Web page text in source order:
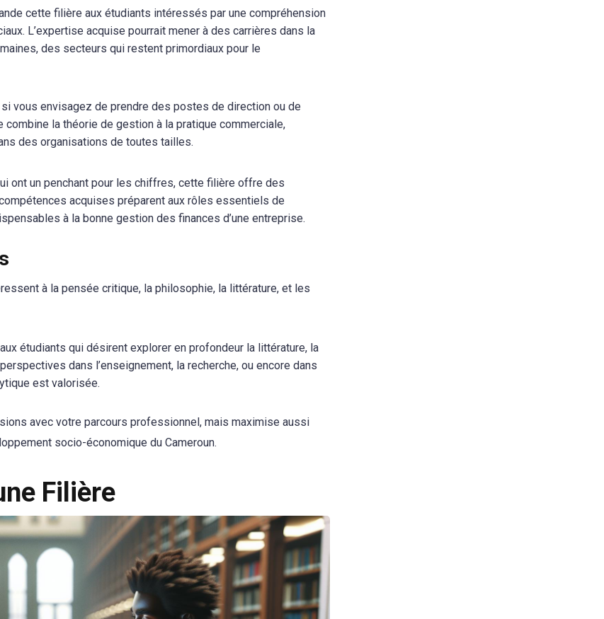
cette filière aux étudiants intéressés par une compréhension
L’expertise acquise pourrait mener à des carrières dans la
des secteurs qui restent primordiaux pour le
vous envisagez de prendre des postes de direction ou de
combine la théorie de gestion à la pratique commerciale,
des organisations de toutes tailles.
ont un penchant pour les chiffres, cette filière offre des
acquises préparent aux rôles essentiels de
à la bonne gestion des finances d’une entreprise.
à la pensée critique, la philosophie, la littérature, et les
étudiants qui désirent explorer en profondeur la littérature, la
dans l’enseignement, la recherche, ou encore dans
est valorisée.
avec votre parcours professionnel, mais maximise aussi
socio-économique du Cameroun.
Filière